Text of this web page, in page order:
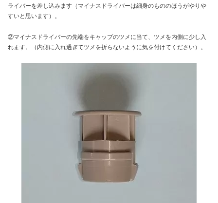
ライバーを差し込みます（マイナスドライバーは細身のもののほうがやりや
すいと思います）。
②マイナスドライバーの先端をキャップのツメに当て、ツメを内側に少し入
れます。（内側に入れ過ぎてツメを折らないように気を付けてください）。